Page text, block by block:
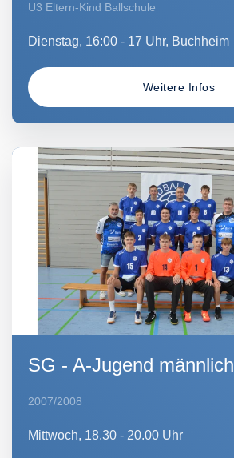
U3 Eltern-Kind Ballschule
Dienstag, 16:00 - 17 Uhr, Buchheim
Weitere Infos
SG - A-Jugend männlich
2007/2008
Mittwoch, 18.30 - 20.00 Uhr